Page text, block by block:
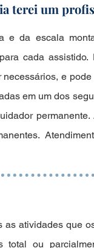
terei um
e da escala
cada assistido.
e
em um dos
atividades que
ou